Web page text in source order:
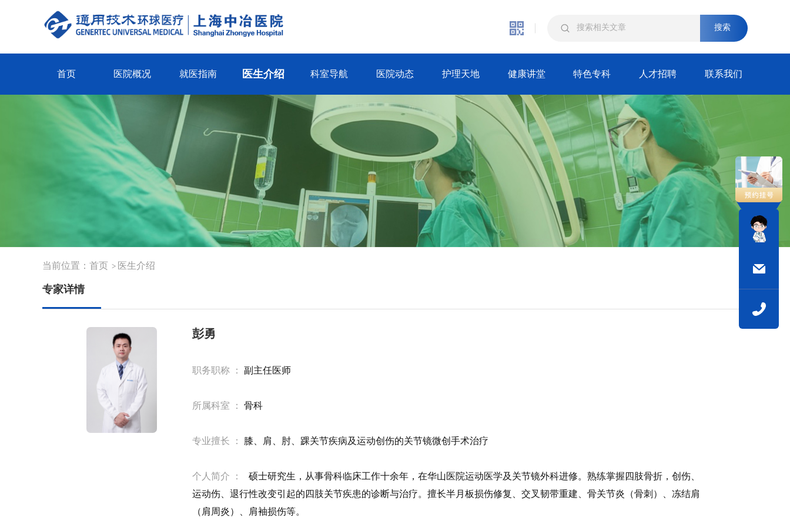
搜索
首页 医院概况 就医指南 医生介绍 科室导航 医院动态 护理天地 健康讲堂 特色专科 人才招聘 联系我们
当前位置： 首页 > 医生介绍
专家详情
彭勇
职务职称 ： 副主任医师
所属科室 ： 骨科
专业擅长 ： 膝、肩、肘、踝关节疾病及运动创伤的关节镜微创手术治疗
个人简介 ：
硕士研究生，从事骨科临床工作十余年，在华山医院运动医学及关节镜外科进修。熟练掌握四肢骨折，创伤、
运动伤、退行性改变引起的四肢关节疾患的诊断与治疗。擅长半月板损伤修复、交叉韧带重建、骨关节炎（骨刺）、冻结肩
（肩周炎）、肩袖损伤等。